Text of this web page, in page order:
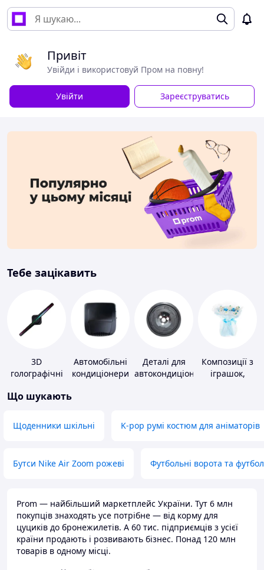
Привіт
Увійди і використовуй Пром на повну!
Увійти Зареєструватись
Тебе зацікавить
3D
голографічні
Автомобільні
кондиціонери
Деталі для
автокондиціонерів
Композиції з
іграшок,
Що шукають
Щоденники шкільні K-pop румі костюм для аніматорів
Бутси Nike Air Zoom рожеві Футбольні ворота та
Prom — найбільший маркетплейс України. Тут 6 млн
покупців знаходять усе потрібне — від корму для
цуциків до бронежилетів. А 60 тис. підприємців з усієї
країни продають і розвивають бізнес. Понад 120 млн
товарів в одному місці.